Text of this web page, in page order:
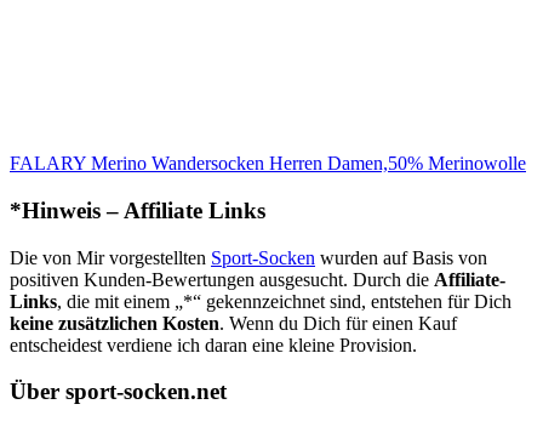
FALARY Merino Wandersocken Herren Damen,50% Merinowolle
*Hinweis – Affiliate Links
Die von Mir vorgestellten Sport-Socken wurden auf Basis von
positiven Kunden-Bewertungen ausgesucht. Durch die Affiliate-
Links, die mit einem „*“ gekennzeichnet sind, entstehen für Dich
keine zusätzlichen Kosten. Wenn du Dich für einen Kauf
entscheidest verdiene ich daran eine kleine Provision.
Über sport-socken.net